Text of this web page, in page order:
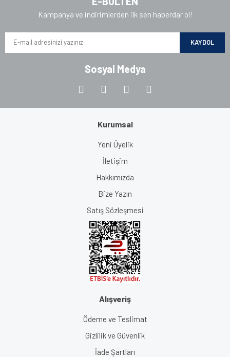
Kampanya ve indirimlerden ilk sen haberdar ol!
KAYDOL
Sosyal Medya
Kurumsal
Yeni Üyelik
İletişim
Hakkımızda
Bize Yazın
Satış Sözleşmesi
Alışveriş
Ödeme ve Teslimat
Gizlilik ve Güvenlik
İade Şartları